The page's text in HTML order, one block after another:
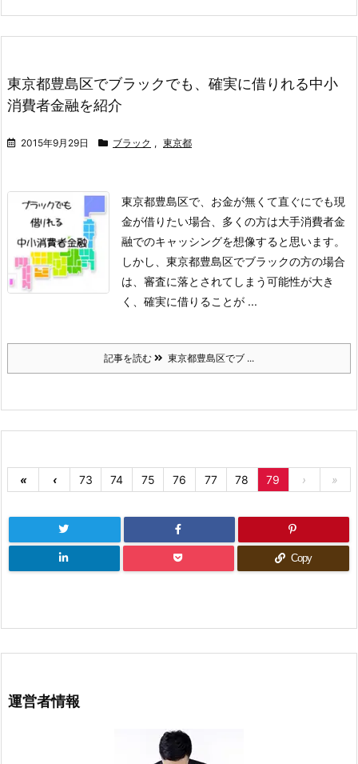
東京都豊島区でブラックでも、確実に借りれる中小
消費者金融を紹介
2015年9月29日 ブラック , 東京都
東京都豊島区で、お金が無くて直ぐにでも現
金が借りたい場合、多くの方は大手消費者金
融でのキャッシングを想像すると思います。
しかし、東京都豊島区でブラックの方の場合
は、審査に落とされてしまう可能性が大き
く、確実に借りることが ...
記事を読む 東京都豊島区でブ ...
« ‹ 73 74 75 76 77 78 79 › »
Copy
運営者情報